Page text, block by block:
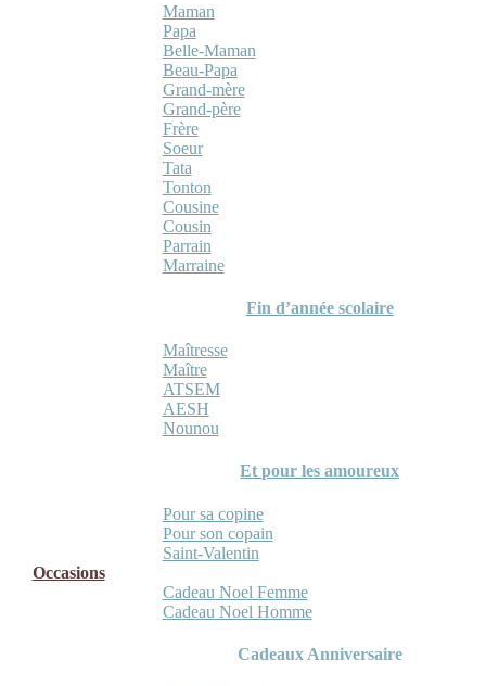
Maman
Papa
Belle-Maman
Beau-Papa
Grand-mère
Grand-père
Frère
Soeur
Tata
Tonton
Cousine
Cousin
Parrain
Marraine
Fin d’année scolaire
Maîtresse
Maître
ATSEM
AESH
Nounou
Et pour les amoureux
Pour sa copine
Pour son copain
Saint-Valentin
Occasions
Cadeau Noel Femme
Cadeau Noel Homme
Cadeaux Anniversaire